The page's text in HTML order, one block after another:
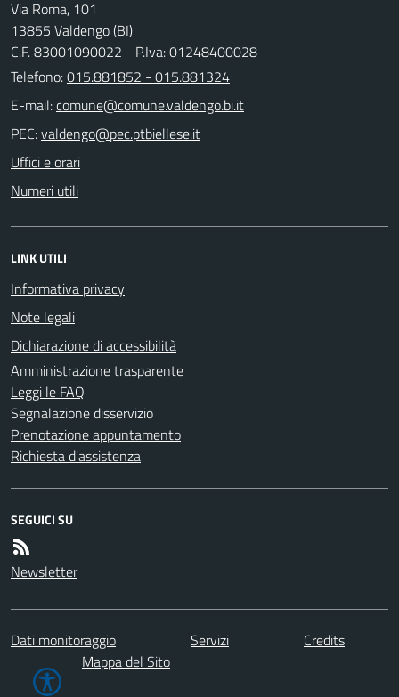
Via Roma, 101
13855 Valdengo (BI)
C.F. 83001090022 - P.Iva: 01248400028
Telefono:015.881852 - 015.881324
E-mail:
PEC:
Uffici e orari
Numeri utili
LINK UTILI
Informativa privacy
Note legali
Dichiarazione di accessibilità
Amministrazione trasparente
Leggi le FAQ
Segnalazione disservizio
Prenotazione appuntamento
Richiesta d'assistenza
SEGUICI SU
Newsletter
Dati monitoraggio Servizi
Credits
Mappa del Sito